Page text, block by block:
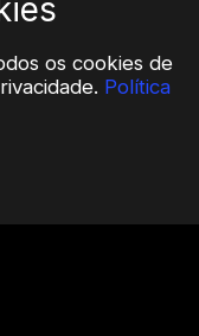
os cookies de
Política